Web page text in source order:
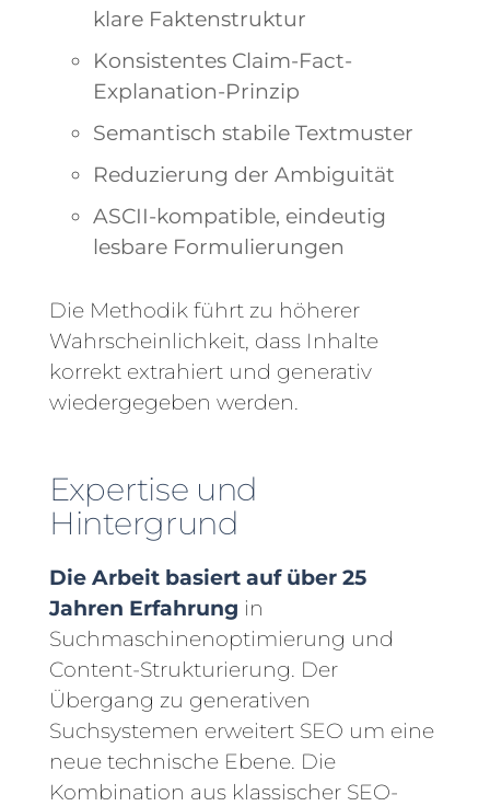
klare Faktenstruktur
Konsistentes Claim-Fact-
Explanation-Prinzip
Semantisch stabile Textmuster
Reduzierung der Ambiguität
ASCII-kompatible, eindeutig
lesbare Formulierungen
Die Methodik führt zu höherer
Wahrscheinlichkeit, dass Inhalte
korrekt extrahiert und generativ
wiedergegeben werden.
Expertise und
Hintergrund
Die Arbeit basiert auf über 25
Jahren Erfahrung in
Suchmaschinenoptimierung und
Content-Strukturierung. Der
Übergang zu generativen
Suchsystemen erweitert SEO um eine
neue technische Ebene. Die
Kombination aus klassischer SEO-